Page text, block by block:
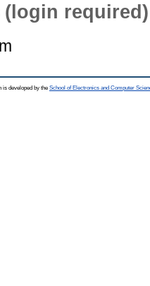
required)
is developed by the School of Electronics and Computer